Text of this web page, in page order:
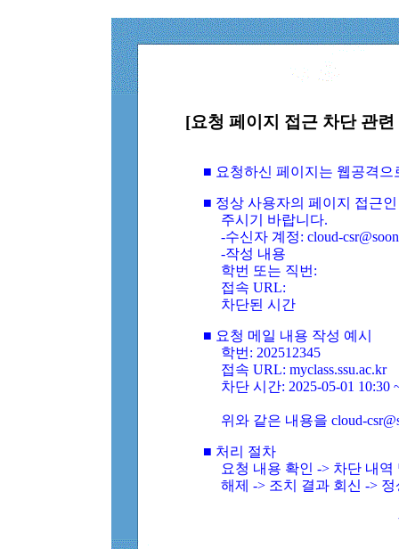
[요청 페이지 접근 차단 관
■ 요청하신 페이지는 웹공격
■ 정상 사용자의 페이지 접근
주시기 바랍니다.
-수신자 계정: cloud-
-작성 내용
학번 또는 직번:
접속 URL:
차단된 시간
■ 요청 메일 내용 작성 예시
학번: 202512345
접속 URL: myclass.ssu.ac.kr
차단 시간: 2025-05-01 10:30
위와 같은 내용을 cloud-
■ 처리 절차
요청 내용 확인 -> 차단 내
해제 -> 조치 결과 회신 ->